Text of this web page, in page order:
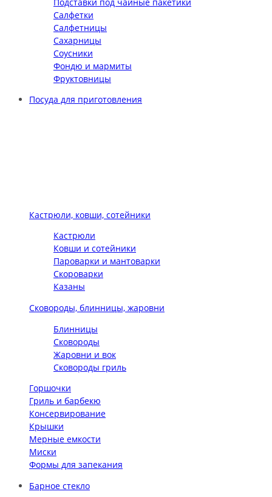
Салфетки
Салфетницы
Сахарницы
Соусники
Фондю и мармиты
Фруктовницы
Посуда для приготовления
Кастрюли, ковши, сотейники
Кастрюли
Ковши и сотейники
Пароварки и мантоварки
Скороварки
Казаны
Сковороды, блинницы, жаровни
Блинницы
Сковороды
Жаровни и вок
Сковороды гриль
Горшочки
Гриль и барбекю
Консервирование
Крышки
Мерные емкости
Миски
Формы для запекания
Барное стекло